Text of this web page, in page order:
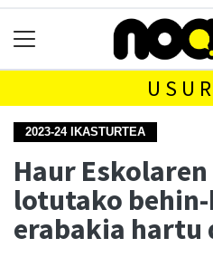
2023-24 IKASTURTEA
Haur
lotutako
erabakia hartu